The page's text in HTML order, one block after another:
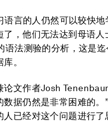
语言的人仍然可以较快
，他们无法达到母语人
法测验的分析，这是
。
文作者Josh
据仍然是非常困难的。
已经对这个问题进行了